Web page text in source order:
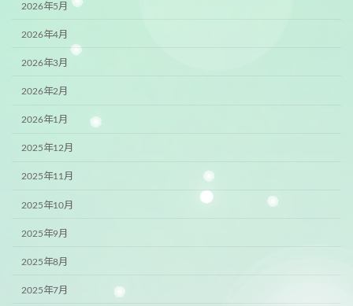
2026年5月
2026年4月
2026年3月
2026年2月
2026年1月
2025年12月
2025年11月
2025年10月
2025年9月
2025年8月
2025年7月